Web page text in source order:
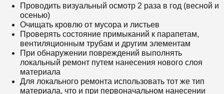
Проводить визуальный осмотр 2 раза в год (весной и
осенью)
Очищать кровлю от мусора и листьев
Проверять состояние примыканий к парапетам,
вентиляционным трубам и другим элементам
При обнаружении повреждений выполнять
локальный ремонт путем нанесения нового слоя
материала
Для локального ремонта использовать тот же тип
материала, что и при первоначальном нанесении